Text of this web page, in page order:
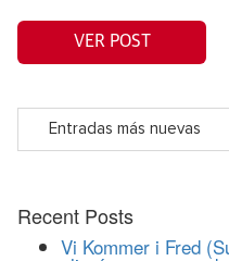
VER POST
Entradas más nuevas
Recent Posts
Vi Kommer i Fred